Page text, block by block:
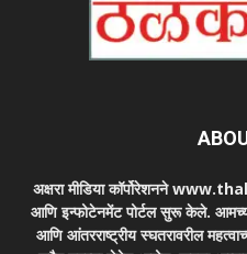
अक्षरा मीडिया कॉर्पोरेशनने
आणि इन्फोटेनमेंट पोर्टल सुरू केले. आमच्या
आणि आंतरराष्ट्रीय स्घतरावरील